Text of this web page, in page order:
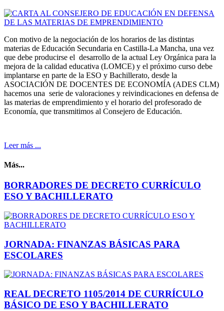
Con motivo de la negociación de los horarios de las distintas
materias de Educación Secundaria en Castilla-La Mancha, una vez
que debe producirse el desarrollo de la actual Ley Orgánica para la
mejora de la calidad educativa (LOMCE) y el próximo curso debe
implantarse en parte de la ESO y Bachillerato, desde la
ASOCIACIÓN DE DOCENTES DE ECONOMÍA (ADES CLM)
hacemos una serie de valoraciones y reivindicaciones en defensa de
las materias de emprendimiento y el horario del profesorado de
Economía, que transmitimos al Consejero de Educación.
Leer más ...
Más...
BORRADORES DE DECRETO CURRÍCULO
ESO Y BACHILLERATO
JORNADA: FINANZAS BÁSICAS PARA
ESCOLARES
REAL DECRETO 1105/2014 DE CURRÍCULO
BÁSICO DE ESO Y BACHILLERATO